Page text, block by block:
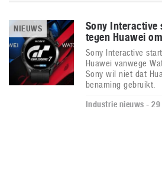
NIEUWS
Sony
tegen Huawei
Sony Interactive
Huawei vanwege
Sony wil niet dat
benaming gebruikt.
Industrie nieuws - 29